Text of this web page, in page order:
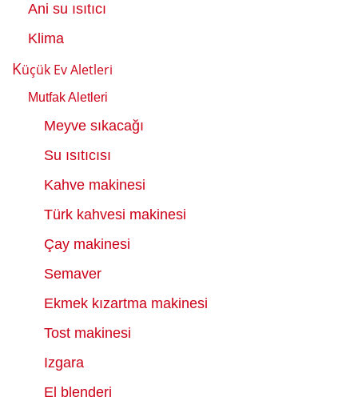
Ani su ısıtıcı
Klima
Küçük Ev Aletleri
Mutfak Aletleri
Meyve sıkacağı
Su ısıtıcısı
Kahve makinesi
Türk kahvesi makinesi
Çay makinesi
Semaver
Ekmek kızartma makinesi
Tost makinesi
Izgara
El blenderi